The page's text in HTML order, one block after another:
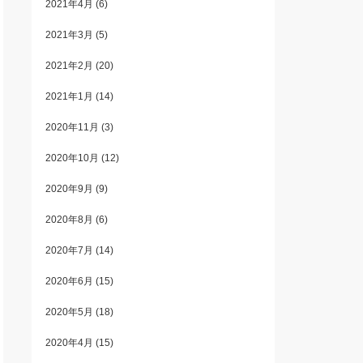
2021年4月 (6)
2021年3月 (5)
2021年2月 (20)
2021年1月 (14)
2020年11月 (3)
2020年10月 (12)
2020年9月 (9)
2020年8月 (6)
2020年7月 (14)
2020年6月 (15)
2020年5月 (18)
2020年4月 (15)